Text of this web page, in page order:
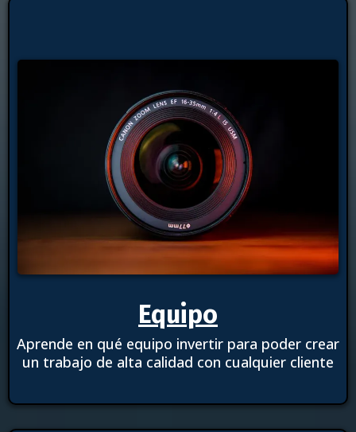
Equipo
Aprende en qué equipo invertir para poder crear
un trabajo de alta calidad con cualquier cliente